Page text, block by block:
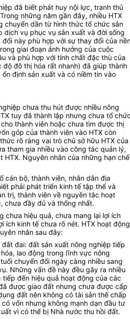
đã biết phát huy nội lực, tranh thủ
những năm gần đây, nhiều HTX
chuyển dần từ hình thức tổ chức sản
dịch vụ phục vụ sản xuất và đời sống
này phù hợp với sự thay đổi của
giai đoạn ảnh hưởng của cuộc
và phù hợp với tính chất đặc thù của
độ đô thị hóa rất nhanh) đã giúp thành
định sản xuất và có niềm tin vào
chưa thu hút được nhiều nông
tuy đã thành lập nhưng chưa tổ
thành viên hoặc chưa tìm được thị
góp của thành viên vào HTX còn
rõ ràng vai trò chủ sở hữu HTX của
tham gia nhiều vào công tác quản lý,
HTX. Nguyên nhân của những hạn chế
cán bộ, thành viên, nhân dân địa
phải phát triển kinh tế tập thể và
trị, thành viên về nguyên tắc hoạt
chưa đầy đủ và thống nhất.
chưa hiệu quả, chưa mang lại lợi ích
ích kinh tế chưa rõ nét. HTX hoạt động
nhân sau đây:
đai: đất sản xuất nông nghiệp tiếp
lao động trong lĩnh vực nông
chuyển đổi ngày càng nhiều sang
Những vấn đề này đều gây ra nhiều
đến hiệu quả hoạt động của các
được giao đất nhưng chưa được cấp
đất nên không có tài sản thế chấp
vốn nhưng không mạnh dạn đầu tư
vì có thể bị Nhà nước thu hồi đất.